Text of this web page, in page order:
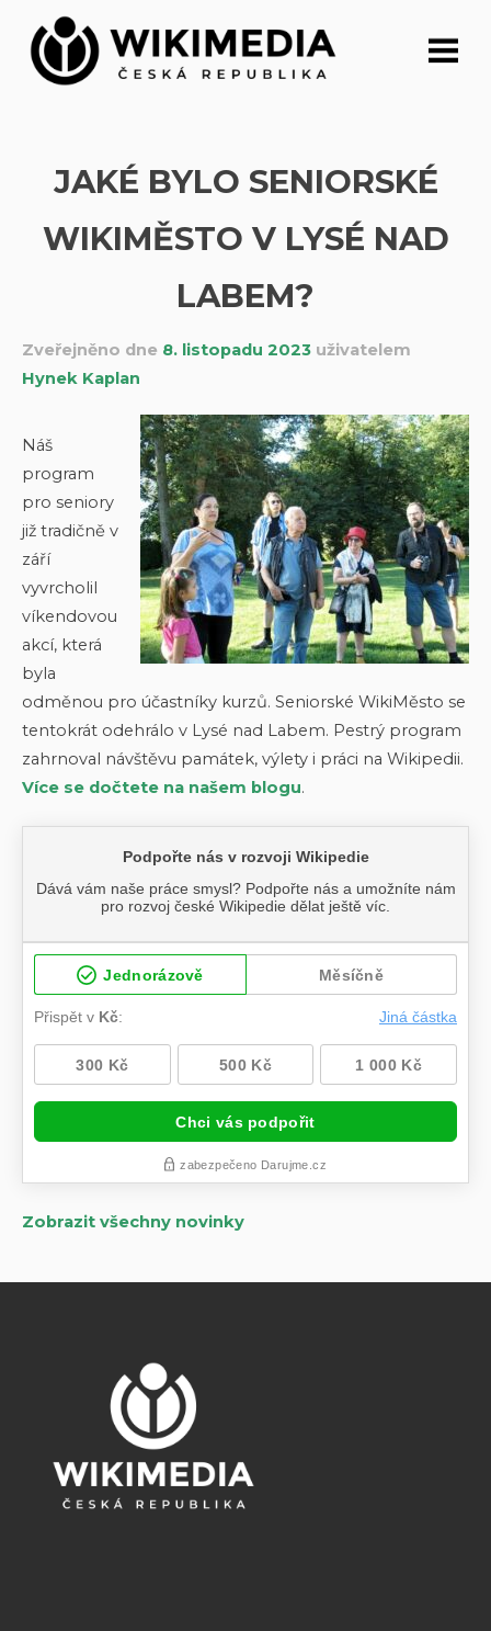
Přeskočit
obsah
JAKÉ BYLO SENIORSKÉ
WIKIMĚSTO V LYSÉ NAD
LABEM?
Zveřejněno dne 8. listopadu 2023 uživatelem
Hynek Kaplan
Náš
program
pro seniory
již tradičně v
září
vyvrcholil
víkendovou
akcí, která
byla
odměnou pro účastníky kurzů. Seniorské WikiMěsto se
tentokrát odehrálo v Lysé nad Labem. Pestrý program
zahrnoval návštěvu památek, výlety i práci na Wikipedii.
Více se dočtete na našem blogu.
Zobrazit všechny novinky